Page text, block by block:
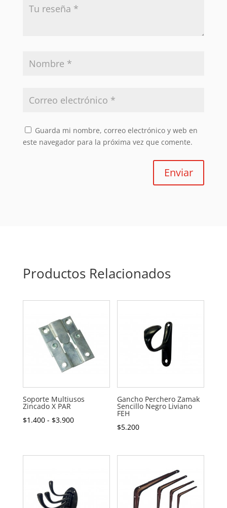
Guarda mi nombre, correo electrónico y web en
este navegador para la próxima vez que comente.
Enviar
Productos Relacionados
Soporte Multiusos
Zincado X PAR
$1.400 - $3.900Rango
hasta
$3.900
Gancho Perchero Zamak
Sencillo Negro Liviano
FEH
$5.200